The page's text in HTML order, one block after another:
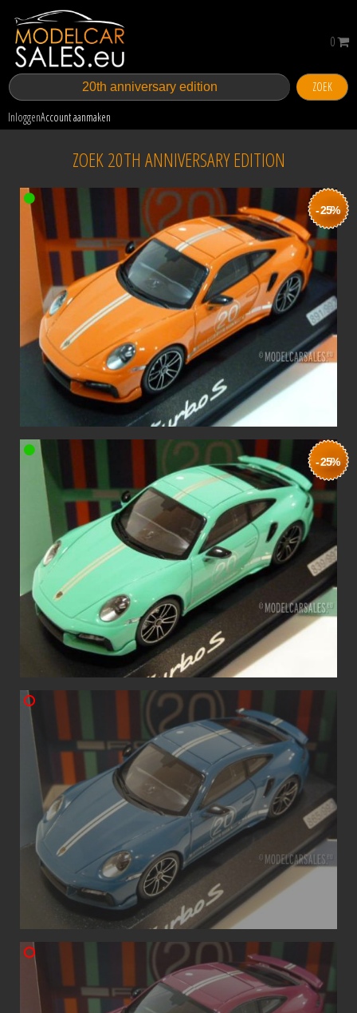
ZOEK
InloggenAccount aanmaken
0
ZOEK 20TH ANNIVERSARY EDITION
- 25%
- 25%